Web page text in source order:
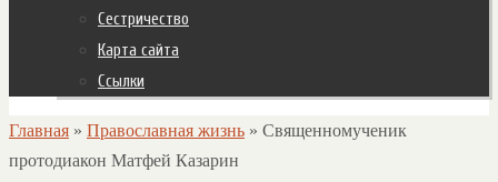
Сестричество
Карта сайта
Ссылки
Главная » Православная жизнь » Cвященномученик
протодиакон Матфей Казарин